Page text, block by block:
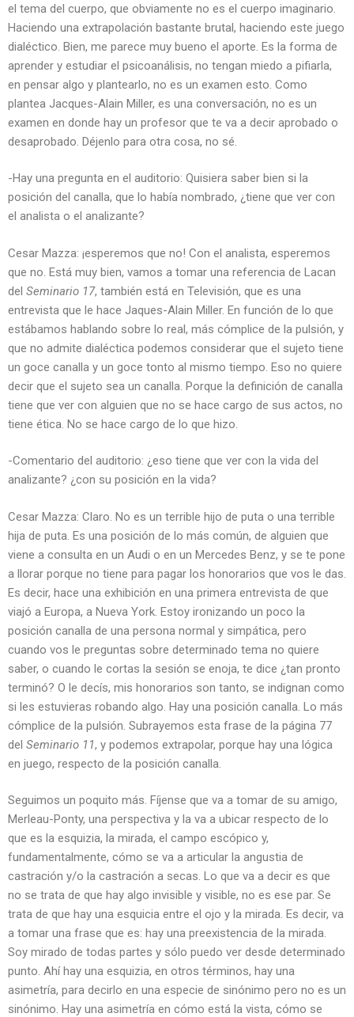
el tema del cuerpo, que obviamente no es el cuerpo imaginario.
Haciendo una extrapolación bastante brutal, haciendo este juego
dialéctico. Bien, me parece muy bueno el aporte. Es la forma de
aprender y estudiar el psicoanálisis, no tengan miedo a pifiarla,
en pensar algo y plantearlo, no es un examen esto. Como
plantea Jacques-Alain Miller, es una conversación, no es un
examen en donde hay un profesor que te va a decir aprobado o
desaprobado. Déjenlo para otra cosa, no sé.
-Hay una pregunta en el auditorio: Quisiera saber bien si la
posición del canalla, que lo había nombrado, ¿tiene que ver con
el analista o el analizante?
Cesar Mazza: ¡esperemos que no! Con el analista, esperemos
que no. Está muy bien, vamos a tomar una referencia de Lacan
del Seminario 17, también está en Televisión, que es una
entrevista que le hace Jaques-Alain Miller. En función de lo que
estábamos hablando sobre lo real, más cómplice de la pulsión, y
que no admite dialéctica podemos considerar que el sujeto tiene
un goce canalla y un goce tonto al mismo tiempo. Eso no quiere
decir que el sujeto sea un canalla. Porque la definición de canalla
tiene que ver con alguien que no se hace cargo de sus actos, no
tiene ética. No se hace cargo de lo que hizo.
-Comentario del auditorio: ¿eso tiene que ver con la vida del
analizante? ¿con su posición en la vida?
Cesar Mazza: Claro. No es un terrible hijo de puta o una terrible
hija de puta. Es una posición de lo más común, de alguien que
viene a consulta en un Audi o en un Mercedes Benz, y se te pone
a llorar porque no tiene para pagar los honorarios que vos le das.
Es decir, hace una exhibición en una primera entrevista de que
viajó a Europa, a Nueva York. Estoy ironizando un poco la
posición canalla de una persona normal y simpática, pero
cuando vos le preguntas sobre determinado tema no quiere
saber, o cuando le cortas la sesión se enoja, te dice ¿tan pronto
terminó? O le decís, mis honorarios son tanto, se indignan como
si les estuvieras robando algo. Hay una posición canalla. Lo más
cómplice de la pulsión. Subrayemos esta frase de la página 77
del Seminario 11, y podemos extrapolar, porque hay una lógica
en juego, respecto de la posición canalla.
Seguimos un poquito más. Fíjense que va a tomar de su amigo,
Merleau-Ponty, una perspectiva y la va a ubicar respecto de lo
que es la esquizia, la mirada, el campo escópico y,
fundamentalmente, cómo se va a articular la angustia de
castración y/o la castración a secas. Lo que va a decir es que
no se trata de que hay algo invisible y visible, no es ese par. Se
trata de que hay una esquicia entre el ojo y la mirada. Es decir, va
a tomar una frase que es: hay una preexistencia de la mirada.
Soy mirado de todas partes y sólo puedo ver desde determinado
punto. Ahí hay una esquizia, en otros términos, hay una
asimetría, para decirlo en una especie de sinónimo pero no es un
sinónimo. Hay una asimetría en cómo está la vista, cómo se